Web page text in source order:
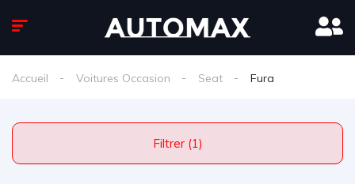
Accueil Voitures Occasion Seat Fura
Filtrer (1)